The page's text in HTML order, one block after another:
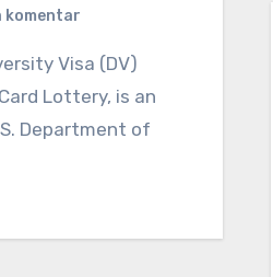
komentar
Lottery, is an
Department of